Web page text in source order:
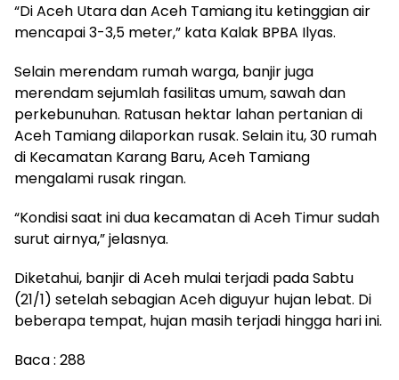
“Di Aceh Utara dan Aceh Tamiang itu ketinggian air
mencapai 3-3,5 meter,” kata Kalak BPBA Ilyas.
Selain merendam rumah warga, banjir juga
merendam sejumlah fasilitas umum, sawah dan
perkebunuhan. Ratusan hektar lahan pertanian di
Aceh Tamiang dilaporkan rusak. Selain itu, 30 rumah
di Kecamatan Karang Baru, Aceh Tamiang
mengalami rusak ringan.
“Kondisi saat ini dua kecamatan di Aceh Timur sudah
surut airnya,” jelasnya.
Diketahui, banjir di Aceh mulai terjadi pada Sabtu
(21/1) setelah sebagian Aceh diguyur hujan lebat. Di
beberapa tempat, hujan masih terjadi hingga hari ini.
Baca : 288